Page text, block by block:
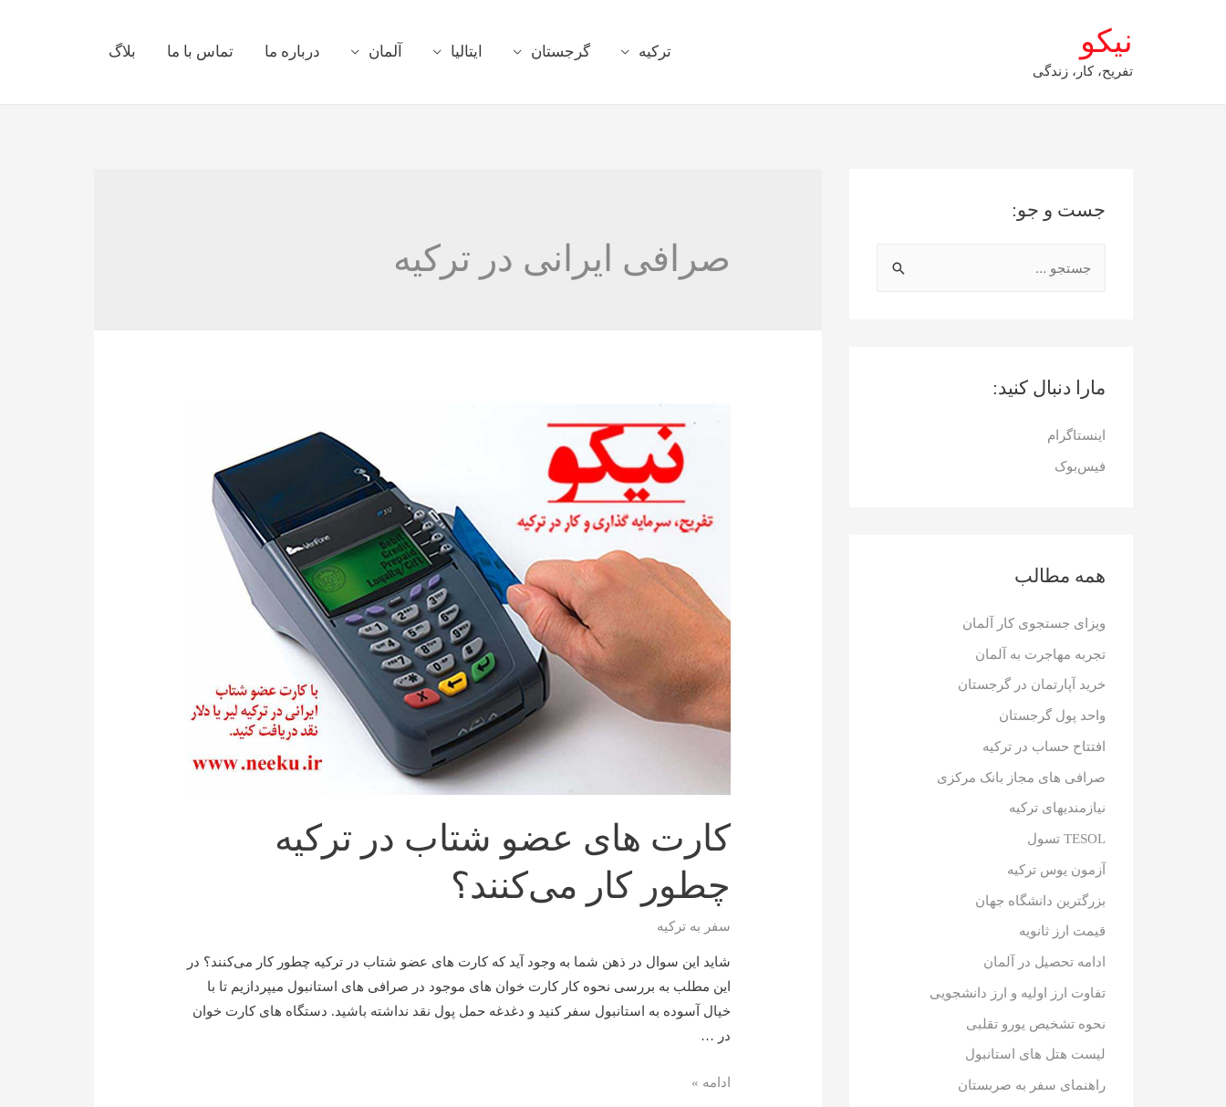
نیکو
تفریح، کار، زندگی
ترکیه گرجستان ایتالیا آلمان درباره ما تماس با ما بلاگ
جست و جو:
ب
ی
مارا دنبال کنید:
اینستاگرام
فیس‌بوک
همه مطالب
ویزای جستجوی کار آلمان
تجربه مهاجرت به آلمان
خرید آپارتمان در گرجستان
واحد پول گرجستان
افتتاح حساب در ترکیه
صرافی های مجاز بانک مرکزی
نیازمندیهای ترکیه
TESOL تسول
آزمون یوس ترکیه
بزرگترین دانشگاه جهان
قیمت ارز ثانویه
ادامه تحصیل در آلمان
تفاوت ارز اولیه و ارز دانشجویی
نحوه تشخیص یورو تقلبی
لیست هتل های استانبول
راهنمای سفر به صربستان
صرافی ایرانی در ترکیه
کارت های عضو شتاب در ترکیه
چطور کار می‌کنند؟
سفر به ترکیه
شاید این سوال در ذهن شما به وجود آید که کارت های عضو شتاب در ترکیه چطور کار می‌کنند؟ در
این مطلب به بررسی نحوه کار کارت خوان های موجود در صرافی های استانبول میپردازیم تا با
خیال آسوده به استانبول سفر کنید و دغدغه حمل پول نقد نداشته باشید. دستگاه های کارت خوان
در …
کارت
ادامه »